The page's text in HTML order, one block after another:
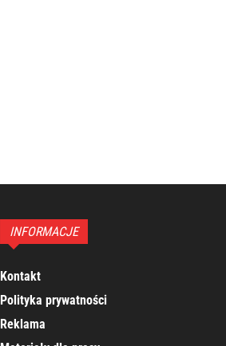
INFORMACJE
Kontakt
Polityka prywatności
Reklama